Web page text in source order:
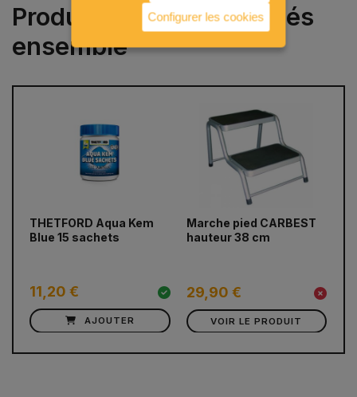
Produits souvent achetés
ensemble
THETFORD Aqua Kem
Blue 15 sachets
11,20 €
AJOUTER
Marche pied CARBEST
hauteur 38 cm
29,90 €
VOIR LE PRODUIT
prev next
Configurer les cookies